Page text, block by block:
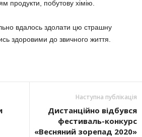
продукти, побу­тову хімію.
вдалось здо­лати цю страшну
здоровими до звичного життя.
Наступна публікація
Дистанційно відбувся
фестиваль-конкурс
«Весняний зорепад 2020»